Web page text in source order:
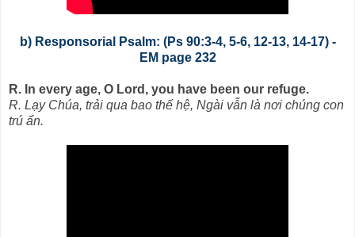
b) Responsorial Psalm: (Ps 90:3-4, 5-6, 12-13, 14-17) -
EM page 232
R. In every age, O Lord, you have been our refuge.
R. Lạy Chúa, trải qua bao thế hệ, Ngài vẫn là nơi chúng con
trú ẩn.